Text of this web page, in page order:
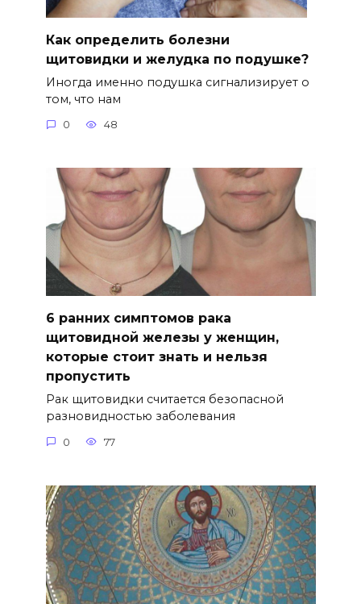
Как определить болезни
щитовидки и желудка по подушке?
Иногда именно подушка сигнализирует о
том, что нам
0 48
6 ранних симптомов рака
щитовидной железы у женщин,
которые стоит знать и нельзя
пропустить
Рак щитовидки считается безопасной
разновидностью заболевания
0 77